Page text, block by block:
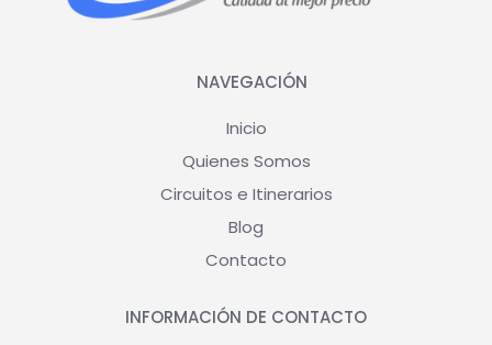
NAVEGACIÓN
Inicio
Quienes Somos
Circuitos e Itinerarios
Blog
Contacto
INFORMACIÓN DE CONTACTO